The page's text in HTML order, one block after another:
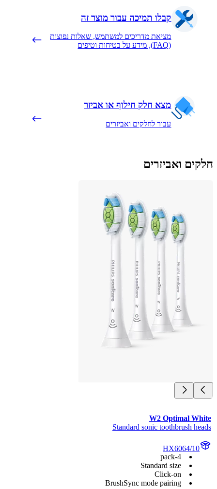
קבלו תמיכה עבור מוצר זה
מציאת מדריכים למשתמש, שאלות נפוצות
מצא חלק חילוף או אביזר
עבור לחלקים ואביזרים
ואביזרים
W2 Optimal
Standard sonic toothbrush
HX6064/10
Standard size
Click-on
BrushSync mode pairing